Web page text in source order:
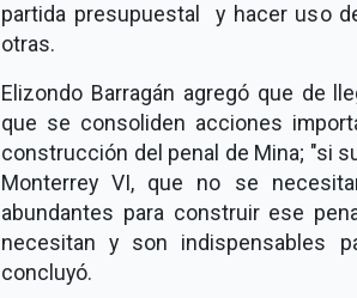
partida presupuestal y hacer uso
otras.
Elizondo Barragán agregó que de
que se consoliden acciones
construcción del penal de Mina; "si
Monterrey VI, que no se
abundantes para construir ese
necesitan y son indispensables
concluyó.